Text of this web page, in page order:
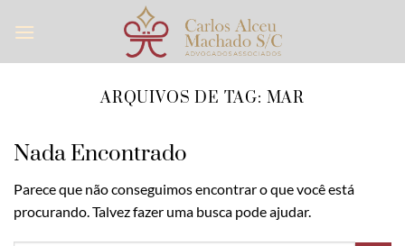
ARQUIVOS DE TAG: MAR
Nada Encontrado
Parece que não conseguimos encontrar o que você está
procurando. Talvez fazer uma busca pode ajudar.